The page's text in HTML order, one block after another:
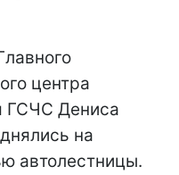
центра
ГСЧС Дениса
на
автолестницы.